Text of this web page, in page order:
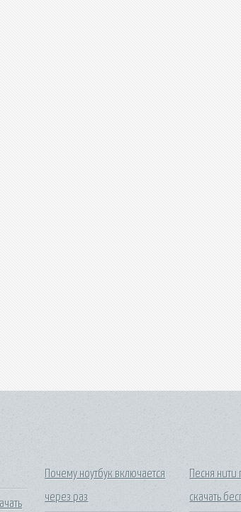
Почему ноутбук включается
через раз
Песня
скачать